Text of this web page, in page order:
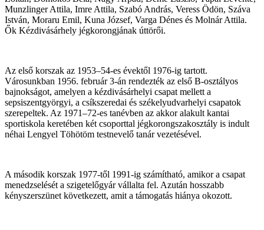
Munzlinger Attila, Imre Attila, Szabó András, Veress Ödön, Száva
István, Moraru Emil, Kuna József, Varga Dénes és Molnár Attila.
Ők Kézdivásárhely jégkorongjának úttörői.
Az első korszak az 1953–54-es évektől 1976-ig tartott.
Városunkban 1956. február 3-án rendezték az első B-osztályos
bajnokságot, amelyen a kézdivásárhelyi csapat mellett a
sepsiszentgyörgyi, a csíkszeredai és székelyudvarhelyi csapatok
szerepeltek. Az 1971–72-es tanévben az akkor alakult kantai
sportiskola keretében két csoporttal jégkorongszakosztály is indult
néhai Lengyel Töhötöm testnevelő tanár vezetésével.
A második korszak 1977-től 1991-ig számítható, amikor a csapat
menedzselését a szigetelőgyár vállalta fel. Azután hosszabb
kényszerszünet következett, amit a támogatás hiánya okozott.